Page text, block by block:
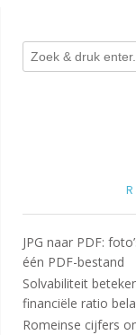
JPG naar PDF:
één PDF-bestand
Solvabiliteit
financiële ratio
Romeinse cijfers